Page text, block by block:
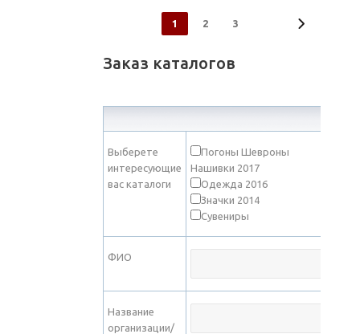
1 2 3
Заказ каталогов
Выберете
интересующие
вас каталоги
Погоны Шевроны
Нашивки 2017
Одежда 2016
Значки 2014
Сувениры
ФИО
Название
организации/